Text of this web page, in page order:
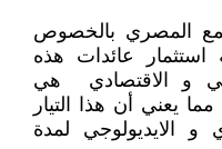
المصري بالخصوص
عائدات هذه
و الاقتصادي هي
يعني أن هذا التيار
و الايديولوجي لمدة